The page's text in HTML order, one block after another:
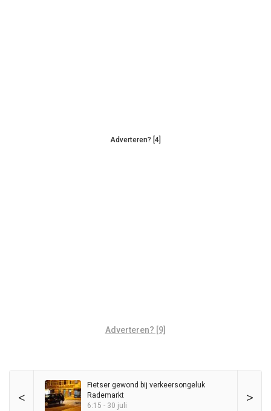
Adverteren? [4]
Adverteren? [9]
< >
Fietser gewond bij verkeersongeluk
Rademarkt
6:15 - 30 juli